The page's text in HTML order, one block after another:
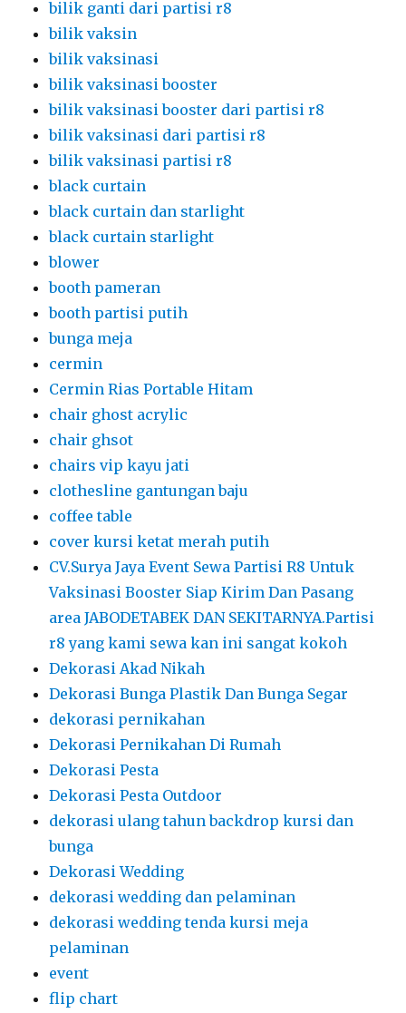
bilik ganti dari partisi r8
bilik vaksin
bilik vaksinasi
bilik vaksinasi booster
bilik vaksinasi booster dari partisi r8
bilik vaksinasi dari partisi r8
bilik vaksinasi partisi r8
black curtain
black curtain dan starlight
black curtain starlight
blower
booth pameran
booth partisi putih
bunga meja
cermin
Cermin Rias Portable Hitam
chair ghost acrylic
chair ghsot
chairs vip kayu jati
clothesline gantungan baju
coffee table
cover kursi ketat merah putih
CV.Surya Jaya Event Sewa Partisi R8 Untuk
Vaksinasi Booster Siap Kirim Dan Pasang
area JABODETABEK DAN SEKITARNYA.Partisi
r8 yang kami sewa kan ini sangat kokoh
Dekorasi Akad Nikah
Dekorasi Bunga Plastik Dan Bunga Segar
dekorasi pernikahan
Dekorasi Pernikahan Di Rumah
Dekorasi Pesta
Dekorasi Pesta Outdoor
dekorasi ulang tahun backdrop kursi dan
bunga
Dekorasi Wedding
dekorasi wedding dan pelaminan
dekorasi wedding tenda kursi meja
pelaminan
event
flip chart